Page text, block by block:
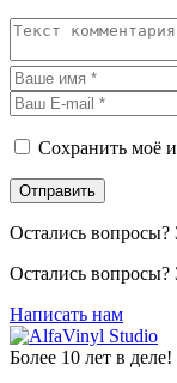
Сохранить моё
Остались вопросы?
Остались вопросы?
Написать нам
Более 10 лет в деле!